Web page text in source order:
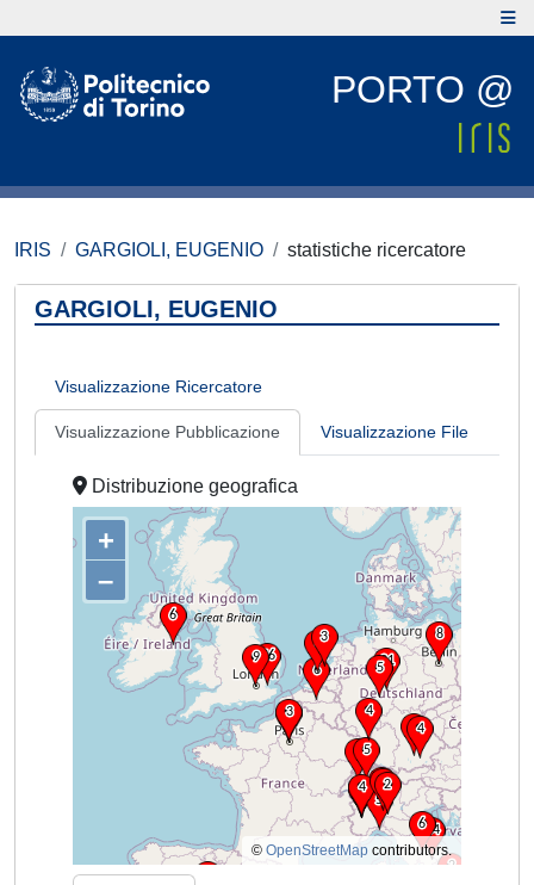
PORTO @
IRIS GARGIOLI, EUGENIO statistiche ricercatore
GARGIOLI, EUGENIO
Visualizzazione Ricercatore
Visualizzazione Pubblicazione Visualizzazione File
Distribuzione geografica
+
–
© OpenStreetMap contributors.